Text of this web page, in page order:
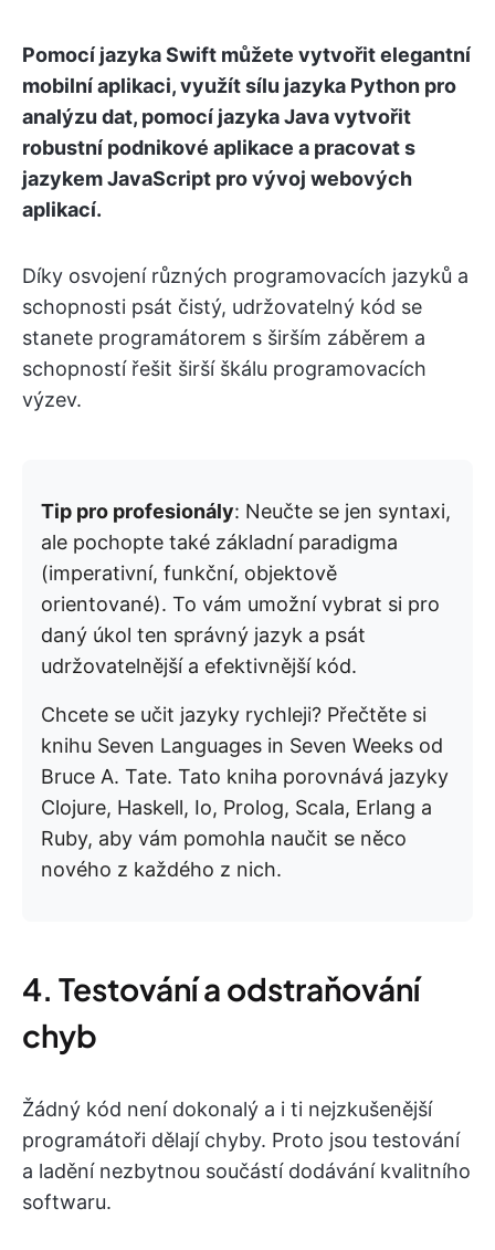
Pomocí jazyka Swift můžete vytvořit elegantní
mobilní aplikaci, využít sílu jazyka Python pro
analýzu dat, pomocí jazyka Java vytvořit
robustní podnikové aplikace a pracovat s
jazykem JavaScript pro vývoj webových
aplikací.
Díky osvojení různých programovacích jazyků a
schopnosti psát čistý, udržovatelný kód se
stanete programátorem s širším záběrem a
schopností řešit širší škálu programovacích
výzev.
Tip pro profesionály: Neučte se jen syntaxi,
ale pochopte také základní paradigma
(imperativní, funkční, objektově
orientované). To vám umožní vybrat si pro
daný úkol ten správný jazyk a psát
udržovatelnější a efektivnější kód.
Chcete se učit jazyky rychleji? Přečtěte si
knihu Seven Languages in Seven Weeks od
Bruce A. Tate. Tato kniha porovnává jazyky
Clojure, Haskell, Io, Prolog, Scala, Erlang a
Ruby, aby vám pomohla naučit se něco
nového z každého z nich.
4. Testování a odstraňování
chyb
Žádný kód není dokonalý a i ti nejzkušenější
programátoři dělají chyby. Proto jsou testování
a ladění nezbytnou součástí dodávání kvalitního
softwaru.